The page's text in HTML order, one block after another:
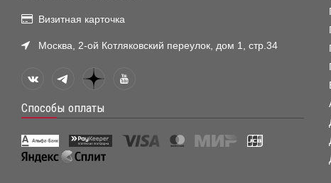
Визитная карточка
Москва, 2-ой Котляковский переулок, дом 1, стр.34
Способы оплаты